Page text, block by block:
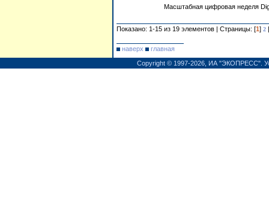
Масштабная цифровая неделя
Показано: 1-15 из 19 элементов | Страницы: [1] 2 |
наверх
главная
Copyright © 1997-2026, ИА "ЭКОПРЕСС".